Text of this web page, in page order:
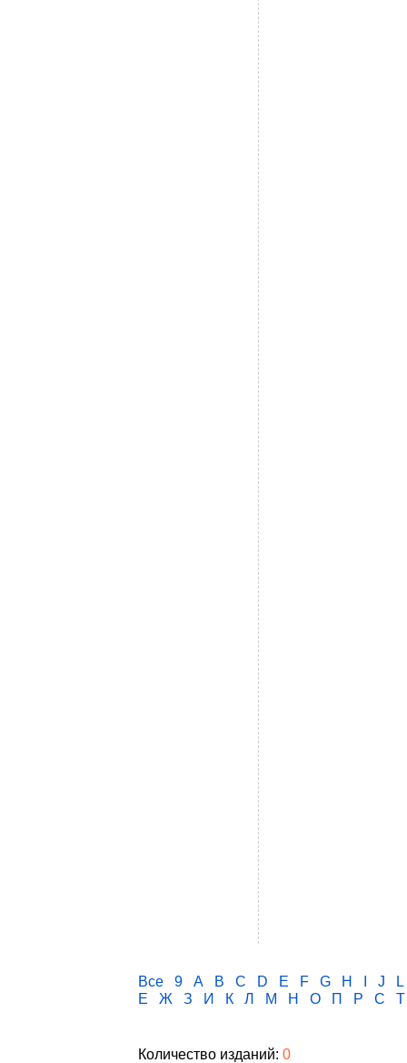
Все 9 A B C D E F G H J
L
Е
Ж З И К Л М Н О П Р С Т
Количество изданий: 0